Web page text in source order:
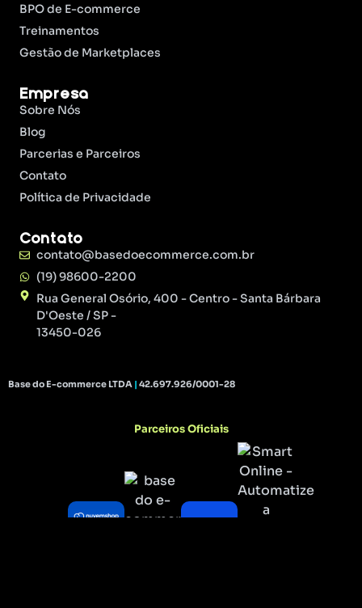
BPO de E-commerce
Treinamentos
Gestão de Marketplaces
Empresa
Sobre Nós
Blog
Parcerias e Parceiros
Contato
Política de Privacidade
Contato
contato@basedoecommerce.com.br
(19) 98600-2200
Rua General Osório, 400 - Centro - Santa Bárbara
D'Oeste / SP -
13450-026
Base do E-commerce LTDA | 42.697.926/0001-28
Parceiros Oficiais